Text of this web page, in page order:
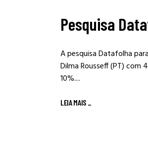
Pesquisa
A pesquisa Datafolha
Dilma Rousseff (PT) com
10%....
LEIA MAIS _